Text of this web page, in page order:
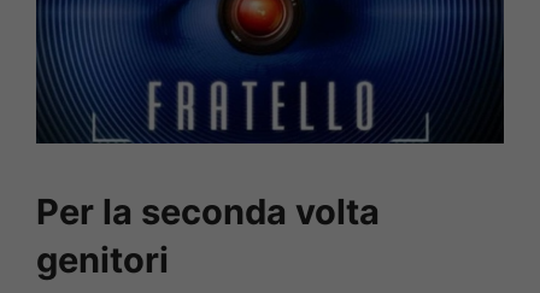
Per la seconda volta
genitori